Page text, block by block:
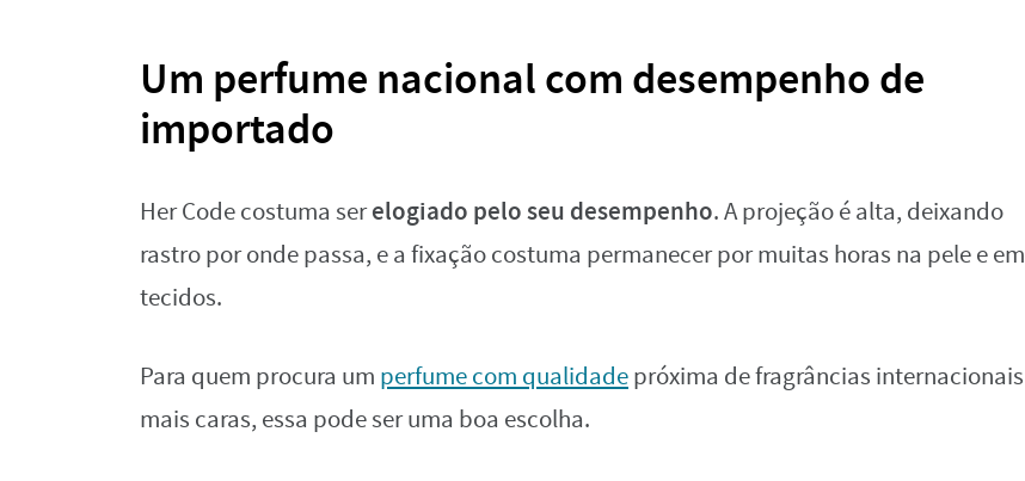
Um perfume nacional com desempenho de
importado
Her Code costuma serelogiado pelo seu desempenho. A projeção é alta, deixando
rastro por onde passa, e a fixação costuma permanecer por muitas horas na pele e em
tecidos.
Para quem procura um perfume com qualidadepróxima de fragrâncias internacionais
mais caras, essa pode ser uma boa escolha.